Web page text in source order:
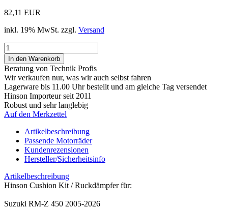
82,11 EUR
inkl. 19% MwSt. zzgl. Versand
Beratung von Technik Profis
Wir verkaufen nur, was wir auch selbst fahren
Lagerware bis 11.00 Uhr bestellt und am gleiche Tag versendet
Hinson Importeur seit 2011
Robust und sehr langlebig
Auf den Merkzettel
Artikelbeschreibung
Passende Motorräder
Kundenrezensionen
Hersteller/Sicherheitsinfo
Artikelbeschreibung
Hinson Cushion Kit / Ruckdämpfer für:
Suzuki RM-Z 450 2005-2026